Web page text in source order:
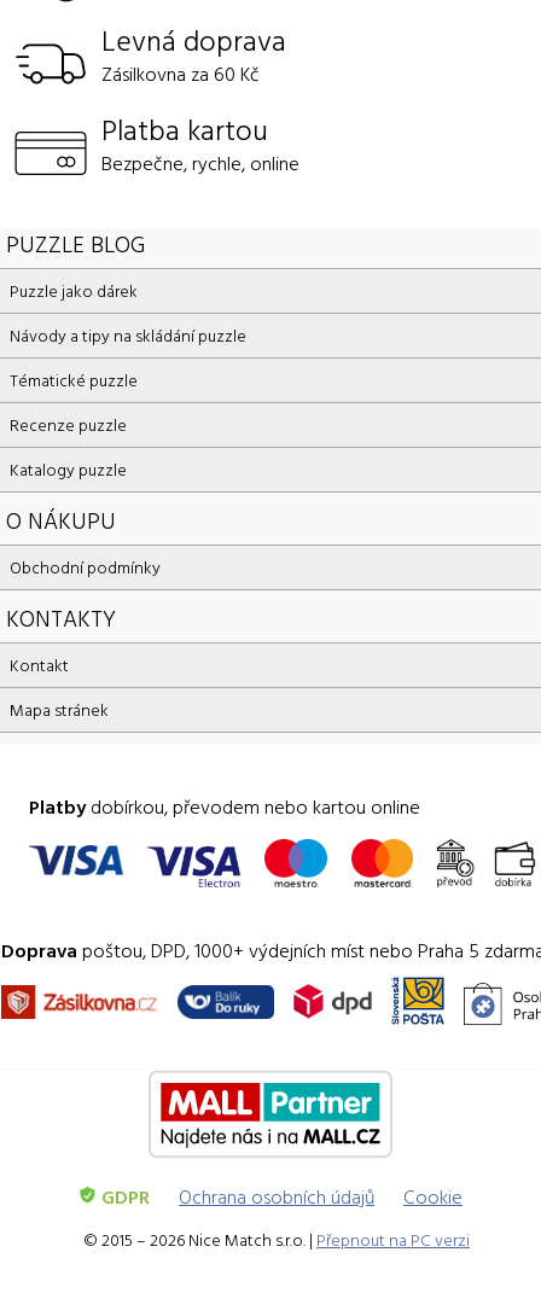
Levná doprava
Zásilkovna za 60 Kč
Platba kartou
Bezpečne, rychle, online
PUZZLE BLOG
Puzzle jako dárek
Návody a tipy na skládání puzzle
Tématické puzzle
Recenze puzzle
Katalogy puzzle
O NÁKUPU
Obchodní podmínky
KONTAKTY
Kontakt
Mapa stránek
Platbydobírkou, převodem nebo kartou online
Doprava poštou, DPD, 1000+ výdejních míst nebo Praha 5
GDPR Ochrana osobních údajů Cookie
© 2015 – 2026 Nice Match s.r.o. | Přepnout na PC verzi